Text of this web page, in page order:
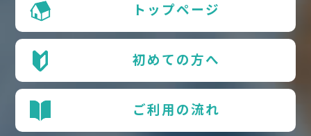
トップページ
初めての方へ
ご利用の流れ